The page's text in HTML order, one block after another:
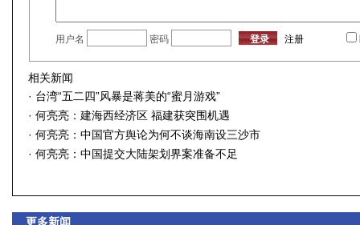
用户名 密码 注册
相关新闻
· 台湾“五二四”风暴是蒋美的“蜜月游戏”
· 何亮亮：建海西经济区 福建获突围机遇
· 何亮亮：中国官方舆论为何不谈海南设三沙市
· 何亮亮：中国提交大陆架划界案准备不足
更多新闻